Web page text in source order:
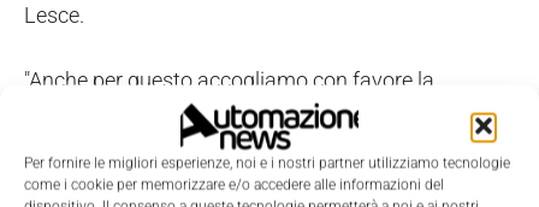
Per fornire le migliori esperienze, noi e i nostri partner utilizziamo tecnologie
come i cookie per memorizzare e/o accedere alle informazioni del
Lesce.
"Anche per questo accogliamo con favore la
proposta fatta dalla maggioranza di governo, e che
dovrà essere poi discussa in Parlamento, di
prevedere nellaLegge di Bilancio 2023lo